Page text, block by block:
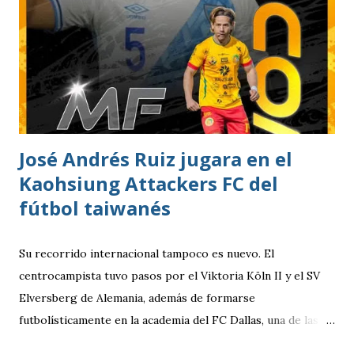
así como la caída de Antigua GFC por 2-0 ante Real Estelí.
Desde el inicio, los dirigidos por Mario Acevedo asumieron
el protagonismo del encuentro. Municipal controló la
posesión del balón y encontró espacios para generar
peligro hasta que, al minuto 18, el ecuatoriano Alejandro
Cabeza definió con precisión para marcar el único gol del
Cristian Checa Hernández.
José Andrés Ruiz jugara en el
Kaohsiung Attackers FC del
fútbol taiwanés
Su recorrido internacional tampoco es nuevo. El
centrocampista tuvo pasos por el Viktoria Köln II y el SV
Elversberg de Alemania, además de formarse
futbolísticamente en la academia del FC Dallas, una de las